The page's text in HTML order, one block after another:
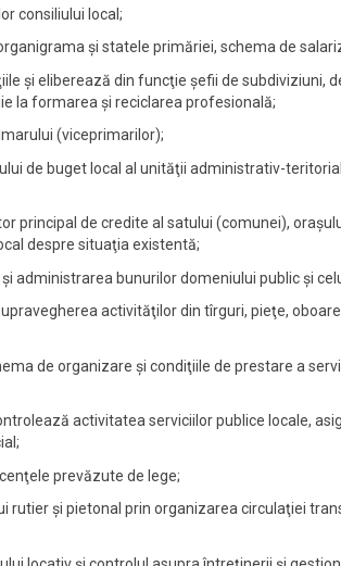
consiliului local;
şi statele primăriei, schema de
şi eliberează din funcţie şefii de subdiviziuni,
la formarea şi reciclarea profesională;
(viceprimarilor);
de buget local al unităţii administrativ-
principal de credite al satului (comunei),
despre situaţia existentă;
administrarea bunurilor domeniului public şi
activităţilor din tîrguri, pieţe,
de organizare şi condiţiile de prestare a
activitatea serviciilor publice locale,
prevăzute de lege;
rutier şi pietonal prin organizarea circulaţiei